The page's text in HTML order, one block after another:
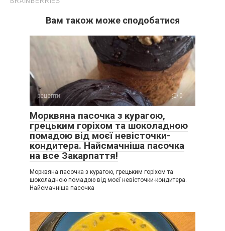
Вам також може сподобатися
рецепти 0
Морквяна пасочка з курагою,
грецьким горіхом та шоколадною
помадою від моєї невісточки-
кондитера. Найсмачніша пасочка
на все Закарпаття!
Морквяна пасочка з курагою, грецьким горіхом та
шоколадною помадою від моєї невісточки-кондитера.
Найсмачніша пасочка